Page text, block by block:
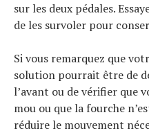
sur les deux pédales.
de les survoler pour
Si vous remarquez que
solution pourrait être de
l’avant ou de vérifier que
mou ou que la fourche
réduire le mouvement